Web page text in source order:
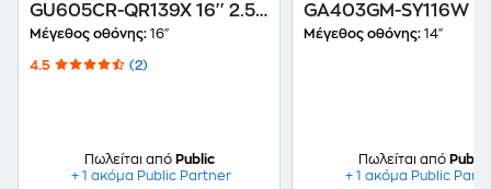
GU605CR-QR139X 16'' 2.5K
OLED 240Hz (Core Ultra 9-
SSD/GeForce RTX 5070 Ti
Μέγεθος οθόνης: 16"
4.5 (2)
Πωλείται από Public
+ 1 ακόμα Public Partner
GA403GM-SY116W
QHD+ OLED (AMD
Μέγεθος οθόνης: 14"
Πωλείται από Public
+ 1 ακόμα Public